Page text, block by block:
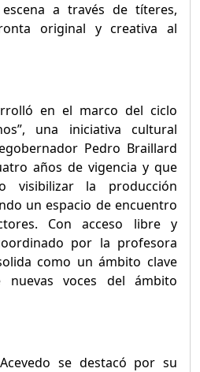
a través de títeres,
original y creativa al
en el marco del ciclo
una iniciativa cultural
Pedro Braillard
años de vigencia y que
visibilizar la producción
un espacio de encuentro
Con acceso libre y
por la profesora
como un ámbito clave
voces del ámbito
se destacó por su